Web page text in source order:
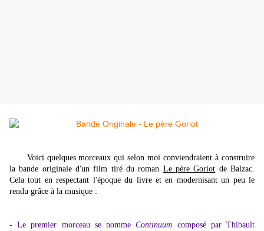
Voici quelques morceaux qui selon moi conviendraient à construire
la bande originale d'un film tiré du roman Le père Goriot de Balzac.
Cela tout en respectant l'époque du livre et en modernisant un peu le
rendu grâce à la musique :
- Le premier morceau se nommeContinuum composé par Thibault